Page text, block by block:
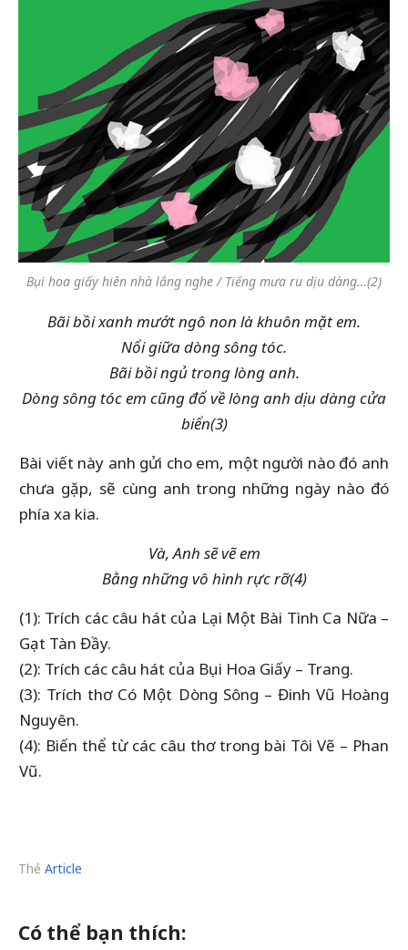
Bụi hoa giấy hiên nhà lắng nghe / Tiếng mưa ru dịu dàng…(2)
Bãi bồi xanh mướt ngô non là khuôn mặt em.
Nổi giữa dòng sông tóc.
Bãi bồi ngủ trong lòng anh.
Dòng sông tóc em cũng đổ về lòng anh dịu dàng cửa
biển(3)
Bài viết này anh gửi cho em, một người nào đó anh
chưa gặp, sẽ cùng anh trong những ngày nào đó
phía xa kia.
Và, Anh sẽ vẽ em
Bằng những vô hình rực rỡ(4)
(1): Trích các câu hát của Lại Một Bài Tình Ca Nữa –
Gạt Tàn Đầy.
(2): Trích các câu hát của Bụi Hoa Giấy – Trang.
(3): Trích thơ Có Một Dòng Sông – Đinh Vũ Hoàng
Nguyên.
(4): Biến thể từ các câu thơ trong bài Tôi Vẽ – Phan
Vũ.
Thẻ Article
Có thể bạn thích: